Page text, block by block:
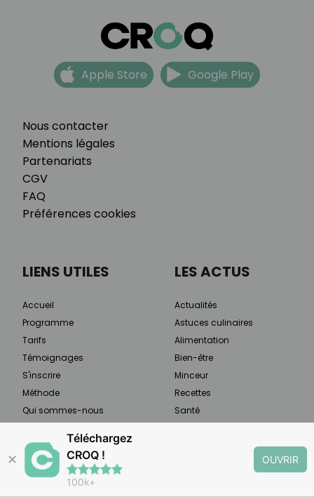
Nous contacter
Mentions légales
Partenariats
CGV
FAQ
Préférences cookies
Apple Store Google Play
LIENS UTILES
Accueil
Programme
Tarifs
Témoignages
S'inscrire
Méthode
Qui sommes-nous
Programme ambassadrice
Charte de confidentialité
Services
LES ACTUS
Actualités
Astuces culinaires
Alimentation
Bien-être
Minceur
Recettes
Santé
✕
Téléchargez
CROQ !
100k+
OUVRIR